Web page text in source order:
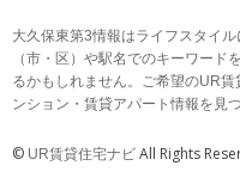
大久保東第3情報はライフスタイ
（市・区）や駅名でのキーワー
るかもしれません。ご希望のUR
ンション・賃貸アパート情報を見
© UR賃貸住宅ナビ All Rights